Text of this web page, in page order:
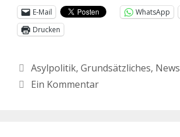
E-Mail
WhatsApp
Drucken
Asylpolitik, Grundsätzliches, News
Ein Kommentar